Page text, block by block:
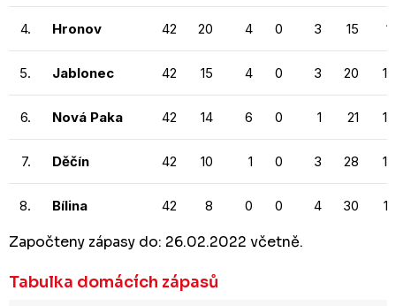
4. Hronov 42 20 4 0 3 15
5. Jablonec 42 15 4 0 3 20
6. Nová Paka 42 14 6 0 1 21
7. Děčín 42 10 1 0 3 28
8. Bílina 42 8 0 0 4 30
Započteny zápasy do: 26.02.2022 včetně.
Tabulka domácích zápasů